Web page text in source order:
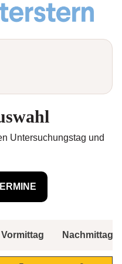
Untersuchungstag und
Vormittag Nachmittag